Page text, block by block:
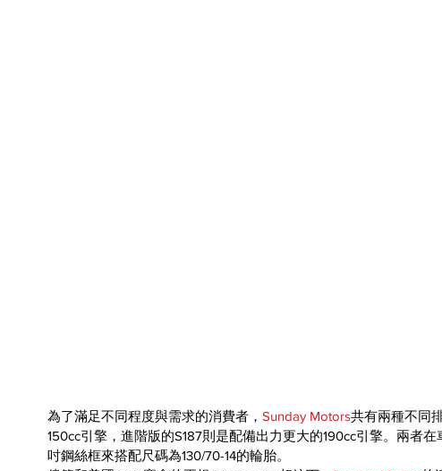
為了滿足不同程度與需求的消費者， Sunday Motors共有兩種不同
150cc引擎，進階版的S187則是配備出力更大的190cc引擎。兩者
吋鋼絲框來搭配尺碼為130/70-14的輪胎。